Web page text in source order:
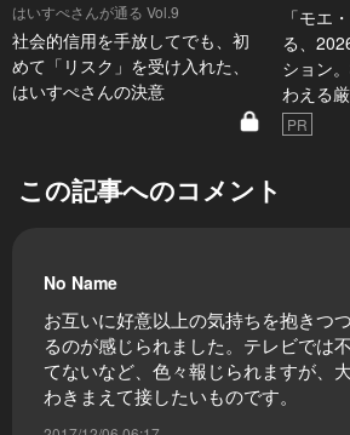
はいすぺさんが通る Vol.9
社会的信用を手放してでも、初
めて「リスク」を受け入れた、
はいすぺさんの決意
「モエ
る、
ション
わえる
PR
この記事へのコメント
No Name
お互いに好意以上の気持ちを抱きつ
るのが感じられました。テレビでは
てないなど、色々報じられますが、
わきまえて接したいものです。